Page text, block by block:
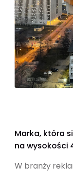
Marka, która
na wysokości
W branży